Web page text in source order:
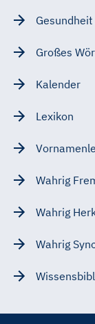
Gesundheit
Großes
Kalender
Lexikon
Wahrig
Wahrig
Wahrig